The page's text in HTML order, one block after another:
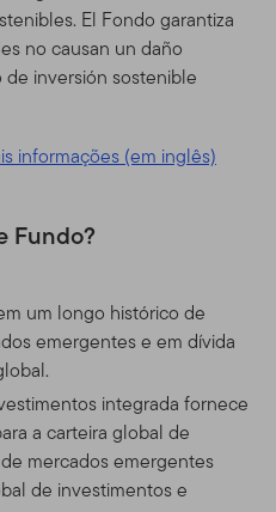
El Fondo garantiza
no causan un daño
inversión sostenible
informações (em inglês)
Fundo?
um longo histórico de
emergentes e em dívida
integrada fornece
a carteira global de
mercados emergentes
de investimentos e